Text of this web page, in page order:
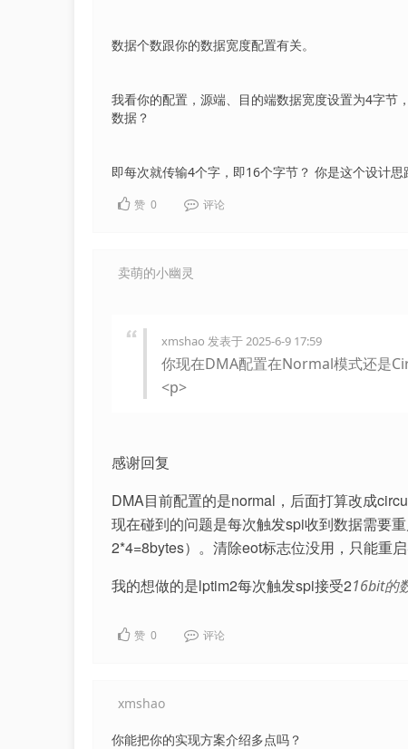
数据个数跟你的数据宽度配置有关。
我看你的配置，源端、目的端数据宽度设置为4字节
数据？
即每次就传输4个字，即16个字节？ 你是这个设计思
赞 0 评论
卖萌的小幽灵
xmshao 发表于 2025-6-9 17:59
你现在DMA配置在Normal模式还是
<p>
感谢回复
DMA目前配置的是normal，后面打算改成
现在碰到的问题是每次触发spi收到数据需要
2*4=8bytes）。清除eot标志位没用，只能重
我的想做的是lptim2每次触发spi接受216bit的
赞 0 评论
xmshao
你能把你的实现方案介绍多点吗？